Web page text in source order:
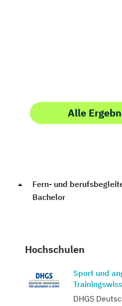
Alle
Fern- und
Bachelor
Hochschulen
Sport und
DHGS